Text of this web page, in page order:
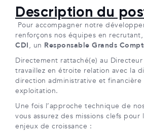
Description du
Pour accompagner notre
renforçons nos équipes en
CDI, un Responsable Grands
Directement rattaché(e) au
travaillez en étroite relation avec la
direction administrative et
exploitation.
Une fois l’approche technique de
vous assurez des missions clefs
enjeux de croissance :